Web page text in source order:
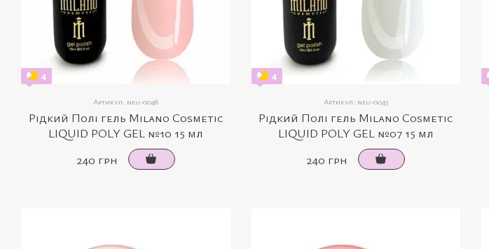
4
Артикул: neu-0048
Рідкий Полі гель Milano Cosmetic
LIQUID POLY GEL №10 15 мл
240 грн
4
Артикул: neu-0045
Рідкий Полі гель Milano Cosmetic
LIQUID POLY GEL №07 15 мл
240 грн